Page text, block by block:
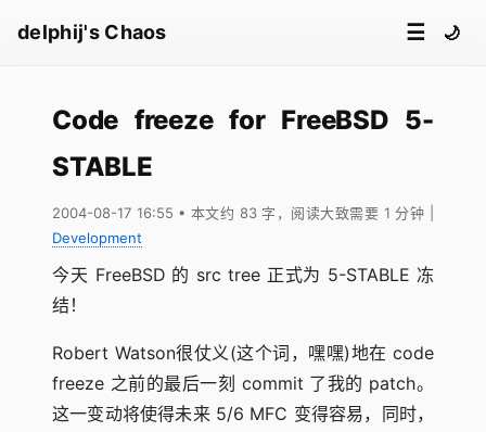
delphij's Chaos ☰ 🌙
Code freeze for FreeBSD 5-
STABLE
2004-08-17 16:55 • 本文约 83 字，阅读大致需要 1 分钟
Development
今天 FreeBSD 的 src tree 正式为 5-STABLE 冻
结！
Robert Watson很仗义(这个词，嘿嘿)地在 code
freeze 之前的最后一刻 commit 了我的 patch。
这一变动将使得未来 5/6 MFC 变得容易，同时，